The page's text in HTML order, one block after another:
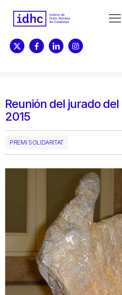
Reunión del jurado
2015
PREMI SOLIDARITAT